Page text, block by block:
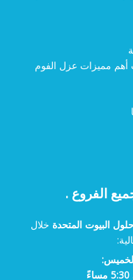
أهم مميزات عزل الفوم
الفروع .
البيوت المتحدة خلال